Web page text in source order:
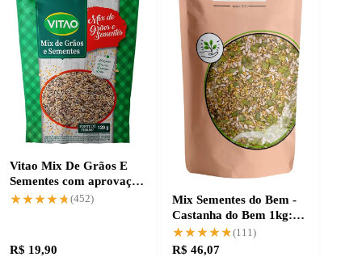
Vitao Mix De Grãos E
Sementes com aprovação
de milhares
★★★★★
★★★★★ (452)
R$ 19,90
Mix Sementes do Bem -
Castanha do Bem 1kg:
Nutrição que Faz a
Diferença
★★★★★
★★★★★(111)
R$ 46,07